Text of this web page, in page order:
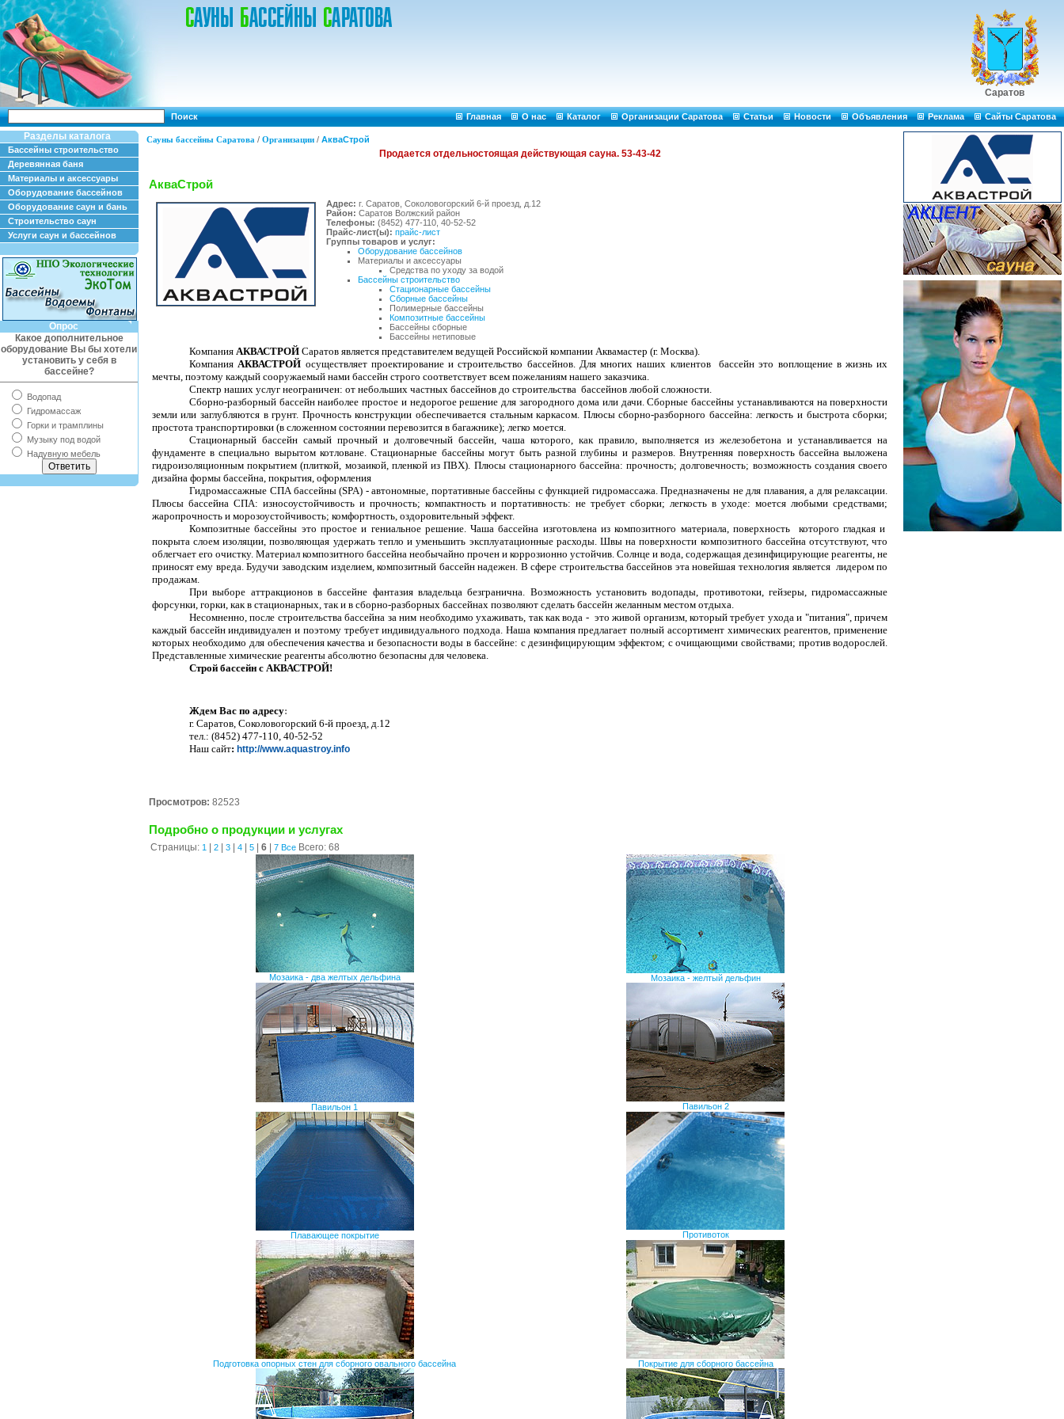
Саратов
Поиск Главная О нас Каталог Организации Саратова Статьи Новости Объявления Реклама Сайты Саратова
Разделы каталога
Бассейны строительство
Деревянная баня
Материалы и аксессуары
Оборудование бассейнов
Оборудование саун и бань
Строительство саун
Услуги саун и бассейнов
Опрос
Какое дополнительное
оборудование Вы бы хотели
установить у себя в
бассейне?
Водопад
Гидромассаж
Горки и трамплины
Музыку под водой
Надувную мебель
Сауны бассейны Саратова / Организации / АкваСтрой
АкваСтрой
Адрес: г. Саратов, Соколовогорский 6-й проезд, д.12
Район: Саратов Волжский район
Телефоны: (8452) 477-110, 40-52-52
Прайс-лист(ы): прайс-лист
Группы товаров и услуг:
Оборудование бассейнов
Материалы и аксессуары
Средства по уходу за водой
Бассейны строительство
Стационарные бассейны
Сборные бассейны
Полимерные бассейны
Композитные бассейны
Бассейны сборные
Бассейны нетиповые
КомпанияАКВАСТРОЙ Саратов является представителем ведущей Российской компании Аквамастер (г. Москва).
КомпанияАКВАСТРОЙ осуществляет проектирование и строительство бассейнов. Для многих наших клиентов
бассейн это воплощение в жизнь их
мечты, поэтому каждый сооружаемый нами бассейн строго соответствует всем пожеланиям нашего заказчика.
Спектр наших услуг неограничен: от небольших частных бассейнов до строительства бассейнов любой сложности.
Сборно-разборный бассейн наиболее простое и недорогое решение для загородного дома или дачи. Сборные бассейны устанавливаются на поверхности
земли или заглубляются в грунт. Прочность конструкции обеспечивается стальным каркасом. Плюсы сборно-разборного бассейна: легкость и быстрота сборки;
простота транспортировки (в сложенном состоянии перевозится в багажнике); легко моется.
Стационарный бассейн самый прочный и долговечный бассейн, чаша которого, как правило, выполняется из железобетона и устанавливается на
фундаменте в специально вырытом котловане. Стационарные бассейны могут быть разной глубины и размеров. Внутренняя поверхность бассейна выложена
гидроизоляционным покрытием (плиткой, мозаикой, пленкой из ПВХ). Плюсы стационарного бассейна: прочность; долговечность; возможность создания своего
дизайна формы бассейна, покрытия, оформления
Гидромассажные СПА бассейны (SPA) - автономные, портативные бассейны с функцией гидромассажа. Предназначены не для плавания, а для релаксации.
Плюсы бассейна СПА: износоустойчивость и прочность; компактность и портативность: не требует сборки; легкость в уходе: моется любыми средствами;
жаропрочность и морозоустойчивость; комфортность, оздоровительный эффект.
Композитные бассейны это простое и гениальное решение. Чаша бассейна изготовлена из композитного материала, поверхность
которого гладкая и
покрыта слоем изоляции, позволяющая удержать тепло и уменьшить эксплуатационные расходы. Швы на поверхности композитного бассейна отсутствуют, что
облегчает его очистку. Материал композитного бассейна необычайно прочен и коррозионно устойчив. Солнце и вода, содержащая дезинфицирующие реагенты, не
приносят ему вреда. Будучи заводским изделием, композитный бассейн надежен. В сфере строительства бассейнов эта новейшая технология является лидером по
продажам.
При выборе аттракционов в бассейне фантазия владельца безгранична. Возможность установить водопады, противотоки, гейзеры, гидромассажные
форсунки, горки, как в стационарных, так и в сборно-разборных бассейнах позволяют сделать бассейн желанным местом отдыха.
Несомненно, после строительства бассейна за ним необходимо ухаживать, так как вода - это живой организм, который требует ухода и "питания", причем
каждый бассейн индивидуален и поэтому требует индивидуального подхода. Наша компания предлагает полный ассортимент химических реагентов, применение
которых необходимо для обеспечения качества и безопасности воды в бассейне: с дезинфицирующим эффектом; с очищающими свойствами; против водорослей.
Представленные химические реагенты абсолютно безопасны для человека.
Строй бассейн с АКВАСТРОЙ!
Ждем Вас по адресу:
г. Саратов, Соколовогорский 6-й проезд, д.12
тел.: (8452) 477-110, 40-52-52
Наш сайт:http://www.aquastroy.info
Просмотров: 82523
Подробно о продукции и услугах
Страницы: 1 2 3 4 5 6 7 Все Всего: 68
Мозаика - два желтых дельфина Мозаика - желтый дельфин
Павильон 1 Павильон 2
Плавающее покрытие Противоток
Подготовка опорных стен для сборного овального бассейна Покрытие для сборного бассейна